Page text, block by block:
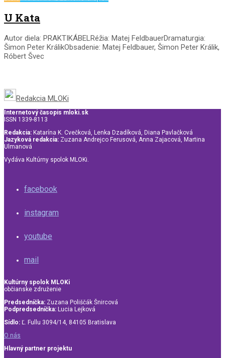
U Kata
Autor diela: PRAKTIKÁBELRéžia: Matej FeldbauerDramaturgia:
Šimon Peter KrálikObsadenie: Matej Feldbauer, Šimon Peter Králik,
Róbert Švec
Redakcia MLOKi
Internetový časopis mloki.sk
ISSN 1339-8113
Redakcia: Katarína K. Cvečková, Lenka Dzadíková, Diana Pavlačková
Jazyková redakcia: Zuzana Andrejco Ferusová, Anna Zajacová, Martina
Ulmanová
Vydáva Kultúrny spolok MLOKi.
facebook
instagram
youtube
mail
Kultúrny spolok MLOKi
občianske združenie
Predsedníčka: Zuzana Poliščák Šnircová
Podpredsedníčka: Lucia Lejková
Sídlo: Ľ. Fullu 3094/14, 84105 Bratislava
O nás
Hlavný partner projektu